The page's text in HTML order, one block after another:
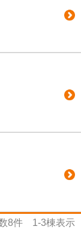
8件 1-3棟表示